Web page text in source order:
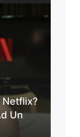
Netflix?
Un